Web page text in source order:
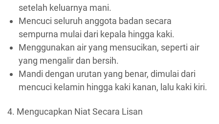
setelah keluarnya mani.
Mencuci seluruh anggota badan secara
sempurna mulai dari kepala hingga kaki.
Menggunakan air yang mensucikan, seperti air
yang mengalir dan bersih.
Mandi dengan urutan yang benar, dimulai dari
mencuci kelamin hingga kaki kanan, lalu kaki kiri.
4. Mengucapkan Niat Secara Lisan